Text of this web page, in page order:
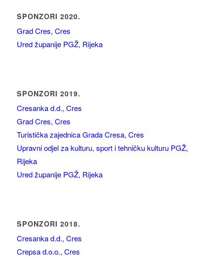
SPONZORI 2020.
Grad Cres, Cres
Ured županije PGŽ, Rijeka
SPONZORI 2019.
Cresanka d.d., Cres
Grad Cres, Cres
Turistička zajednica Grada Cresa, Cres
Upravni odjel za kulturu, sport i tehničku kulturu PGŽ,
Rijeka
Ured županije PGŽ, Rijeka
SPONZORI 2018.
Cresanka d.d., Cres
Crepsa d.o.o., Cres